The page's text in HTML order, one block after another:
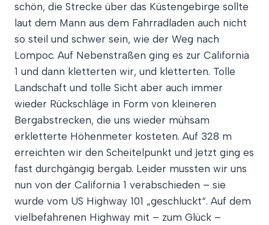
schön, die Strecke über das Küstengebirge sollte
laut dem Mann aus dem Fahrradladen auch nicht
so steil und schwer sein, wie der Weg nach
Lompoc. Auf Nebenstraßen ging es zur California
1 und dann kletterten wir, und kletterten. Tolle
Landschaft und tolle Sicht aber auch immer
wieder Rückschläge in Form von kleineren
Bergabstrecken, die uns wieder mühsam
erkletterte Höhenmeter kosteten. Auf 328 m
erreichten wir den Scheitelpunkt und jetzt ging es
fast durchgängig bergab. Leider mussten wir uns
nun von der California 1 verabschieden – sie
wurde vom US Highway 101 „geschluckt“. Auf dem
vielbefahrenen Highway mit – zum Glück –